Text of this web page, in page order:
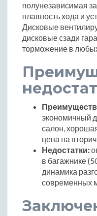
полунезависимая
плавность хода и
Дисковые
дисковые сзади
торможение в
экономичный
салон,
цена на
Недостатки:
в багажнике
динамика
современных